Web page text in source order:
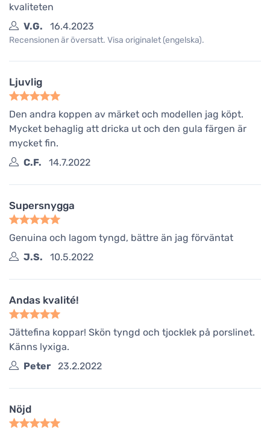
kvaliteten
V.G.
16.4.2023
Recensionen är översatt. Visa originalet (engelska).
Ljuvlig
Den andra koppen av märket och modellen jag köpt.
Mycket behaglig att dricka ut och den gula färgen är
mycket fin.
C.F.
14.7.2022
Supersnygga
Genuina och lagom tyngd, bättre än jag förväntat
J.S.
10.5.2022
Andas kvalité!
Jättefina koppar! Skön tyngd och tjocklek på porslinet.
Känns lyxiga.
Peter
23.2.2022
Nöjd